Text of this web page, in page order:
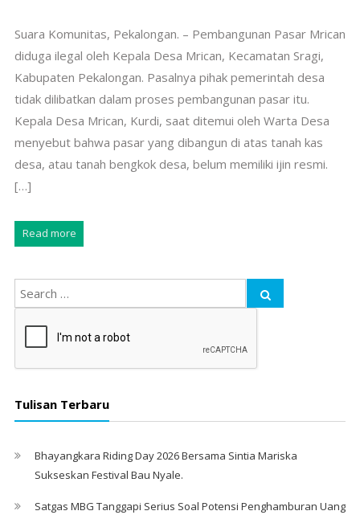
Suara Komunitas, Pekalongan. – Pembangunan Pasar Mrican
diduga ilegal oleh Kepala Desa Mrican, Kecamatan Sragi,
Kabupaten Pekalongan. Pasalnya pihak pemerintah desa
tidak dilibatkan dalam proses pembangunan pasar itu.
Kepala Desa Mrican, Kurdi, saat ditemui oleh Warta Desa
menyebut bahwa pasar yang dibangun di atas tanah kas
desa, atau tanah bengkok desa, belum memiliki ijin resmi.
[…]
Read more
Tulisan Terbaru
Bhayangkara Riding Day 2026 Bersama Sintia Mariska
Sukseskan Festival Bau Nyale. ‎
Satgas MBG Tanggapi Serius Soal Potensi Penghamburan Uang